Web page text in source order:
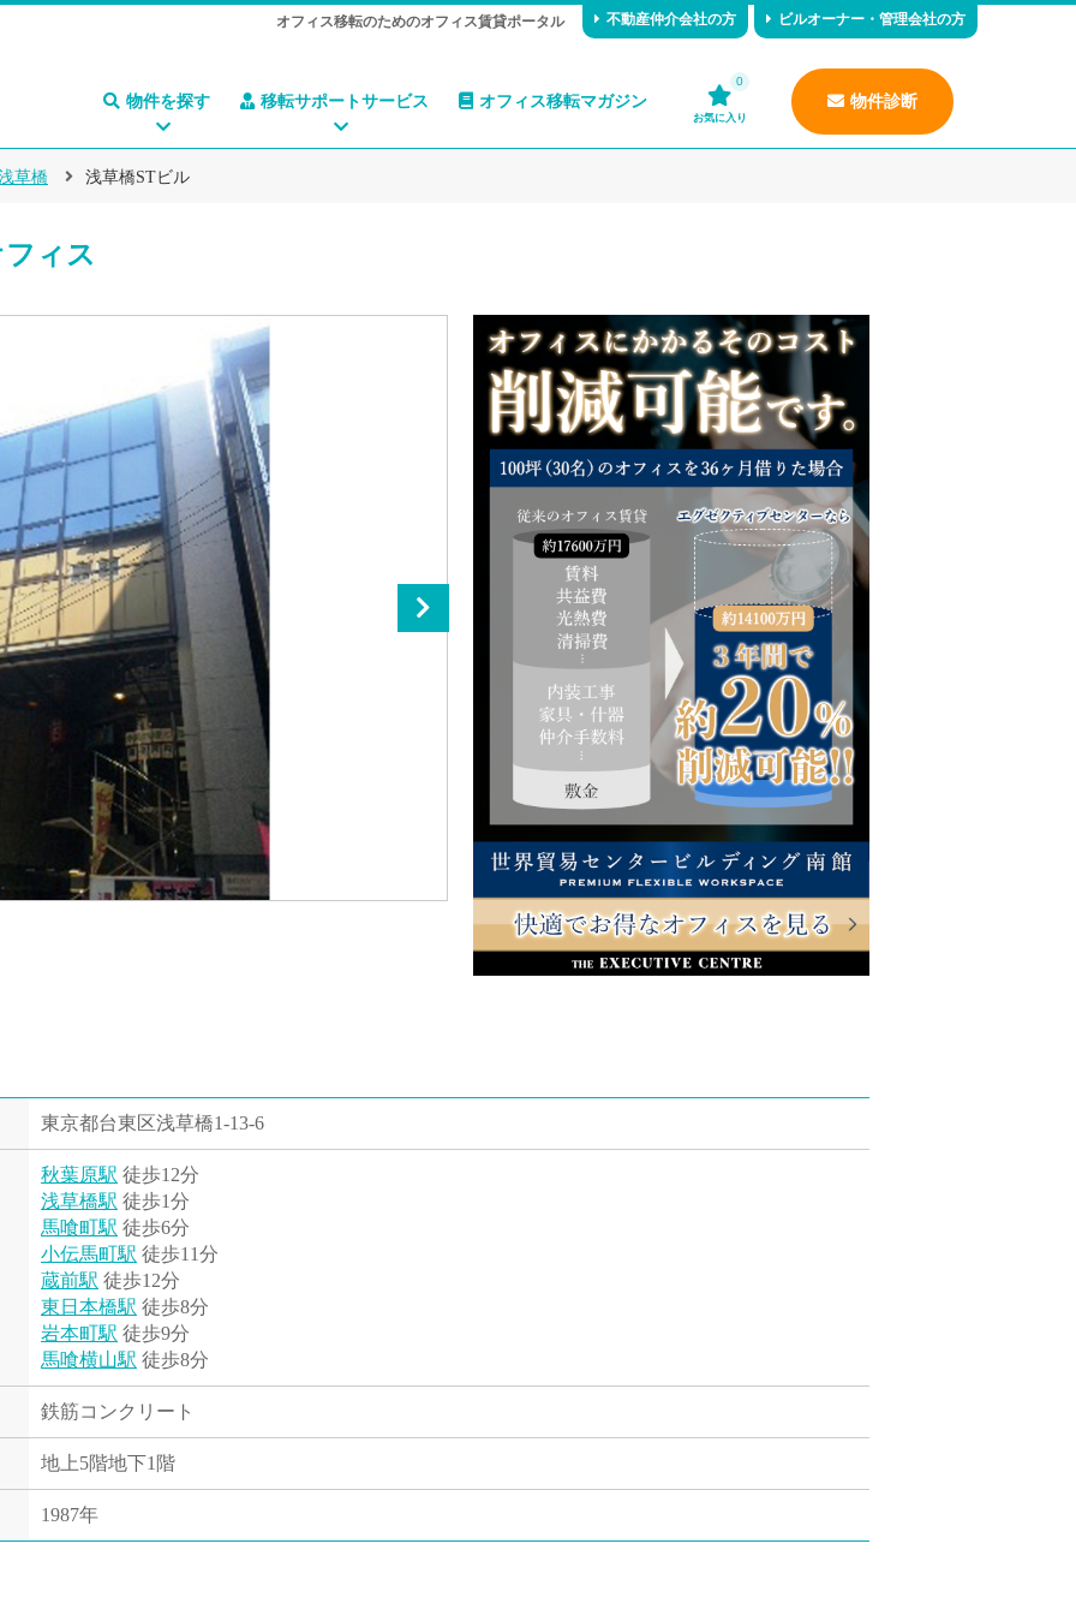
オフィス移転のためのオフィス賃貸ポータル 不動産仲介会社の方 ビルオーナー・管理会社の方
物件を探す 移転サポートサービス オフィス移転マガジン
0
お気に入り
物件診断
草橋 浅草橋STビル
ィス
東京都台東区浅草橋1-13-6
秋葉原駅 徒歩12分
浅草橋駅 徒歩1分
馬喰町駅 徒歩6分
小伝馬町駅 徒歩11分
蔵前駅 徒歩12分
東日本橋駅 徒歩8分
岩本町駅 徒歩9分
馬喰横山駅 徒歩8分
鉄筋コンクリート
地上5階地下1階
1987年